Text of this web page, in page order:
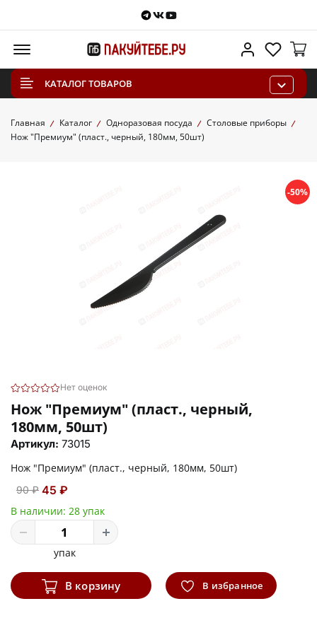
Telegram
VKontakte
Youtube
Личный
КАТАЛОГ ТОВАРОВ
Главная Каталог Одноразовая посуда
Столовые приборы
Нож "Премиум" (пласт., черный, 180мм, 50шт)
-50%
Нет оценок
Нож "Премиум" (пласт., черный,
180мм, 50шт)
Артикул: 73015
Нож "Премиум" (пласт., черный, 180мм, 50шт)
90 ₽ 45 ₽
В наличии: 28 упак
упак
В корзину В избранное